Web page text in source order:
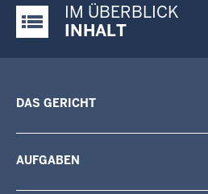
Justiz-Portal im Überblick:
IM ÜBERBLICK
INHALT
DAS GERICHT
AUFGABEN